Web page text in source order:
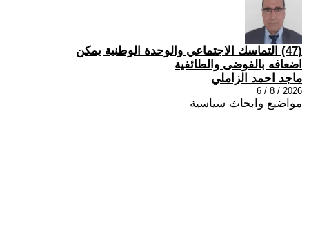
(47) التماسك الاجتماعي والوحدة الوطنية يمكن
اضعافه بالفوضى والطائفية
ماجد احمد الزاملي
2026 / 8 / 6
مواضيع وابحاث سياسية